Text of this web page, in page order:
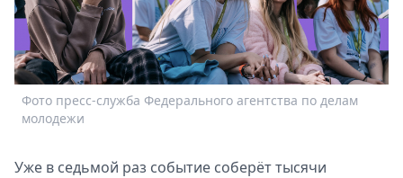
Спецпроекты
Звезды
Выборы
2026
Скачай
Фото пресс-служба Федерального агентства по делам
молодежи
Уже в седьмой раз событие соберёт тысячи